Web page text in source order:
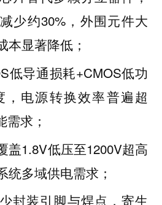
少约30%，外围元件大
本显著降低；
低导通损耗+CMOS低功
，电源转换效率普遍超
求；
盖1.8V低压至1200V超高
统多域供电需求；
封装引脚与焊点，寄生